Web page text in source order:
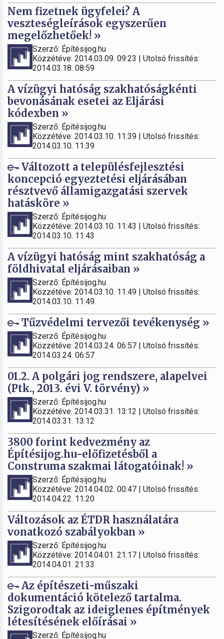
Nem fizetnek ügyfelei? A
veszteségleírások egyszerűen
megelőzhetőek! »
Szerző: Építésijog.hu
Közzétéve: 2014.03.09. 09:23 | Utolsó frissítés:
2014.03.18. 08:59
A vízügyi hatóság szakhatóságkénti
bevonásának esetei az Eljárási
kódexben »
Szerző: Építésijog.hu
Közzétéve: 2014.03.10. 11:39 | Utolsó frissítés:
2014.03.10. 11:39
Változott a településfejlesztési
koncepció egyeztetési eljárásában
résztvevő államigazgatási szervek
hatásköre »
Szerző: Építésijog.hu
Közzétéve: 2014.03.10. 11:43 | Utolsó frissítés:
2014.03.10. 11:43
A vízügyi hatóság mint szakhatóság a
földhivatal eljárásaiban »
Szerző: Építésijog.hu
Közzétéve: 2014.03.10. 11:49 | Utolsó frissítés:
2014.03.10. 11:49
Tűzvédelmi tervezői tevékenység »
Szerző: Építésijog.hu
Közzétéve: 2014.03.24. 06:57 | Utolsó frissítés:
2014.03.24. 06:57
01.2. A polgári jog rendszere, alapelvei
(Ptk., 2013. évi V. törvény) »
Szerző: Építésijog.hu
Közzétéve: 2014.03.31. 13:12 | Utolsó frissítés:
2014.03.31. 13:12
3800 forint kedvezmény az
Építésijog.hu-előfizetésből a
Construma szakmai látogatóinak! »
Szerző: Építésijog.hu
Közzétéve: 2014.04.02. 00:47 | Utolsó frissítés:
2014.04.22. 11:20
Változások az ÉTDR használatára
vonatkozó szabályokban »
Szerző: Építésijog.hu
Közzétéve: 2014.04.01. 21:17 | Utolsó frissítés:
2014.04.01. 21:33
Az építészeti-műszaki
dokumentáció kötelező tartalma.
Szigorodtak az ideiglenes építmények
létesítésének előírásai »
Szerző: Építésijog.hu